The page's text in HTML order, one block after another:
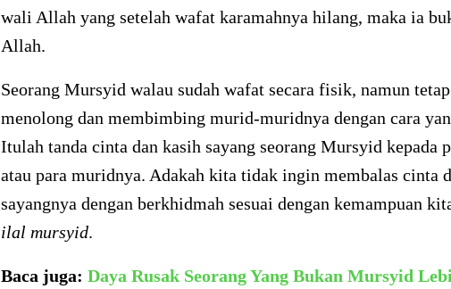
wali Allah yang setelah wafat karamahnya hilang, maka ia
Allah.
Seorang Mursyid walau sudah wafat secara fisik, namun
menolong dan membimbing murid-muridnya dengan cara
Itulah tanda cinta dan kasih sayang seorang Mursyid kepada
atau para muridnya. Adakah kita tidak ingin membalas cinta
sayangnya dengan berkhidmah sesuai dengan kemampuan
ilal mursyid.
Baca juga: Daya Rusak Seorang Yang Bukan Mursyid